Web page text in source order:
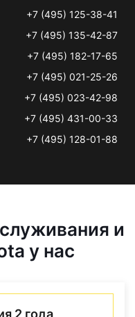
+7 (495) 125-38-41
+7 (495) 135-42-87
+7 (495) 182-17-65
+7 (495) 021-25-26
+7 (495) 023-42-98
+7 (495) 431-00-33
+7 (495) 128-01-88
и
у нас
2 года